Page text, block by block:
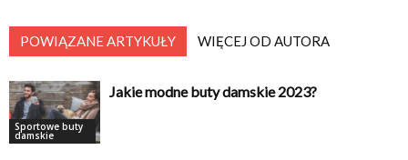
POWIĄZANE ARTYKUŁY WIĘCEJ OD AUTORA
Sportowe buty
damskie
Jakie modne buty damskie 2023?